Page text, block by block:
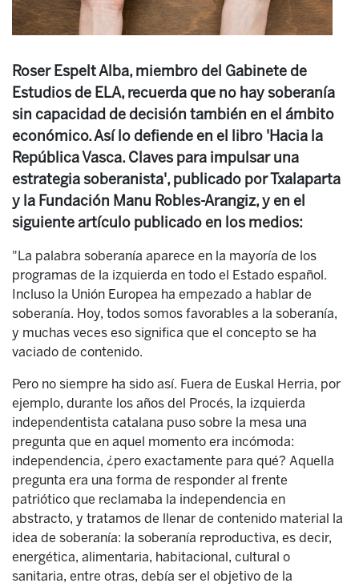
Roser Espelt Alba, miembro del Gabinete de
Estudios de ELA, recuerda que no hay soberanía
sin capacidad de decisión también en el ámbito
económico. Así lo defiende en el libro 'Hacia la
República Vasca. Claves para impulsar una
estrategia soberanista', publicado por Txalaparta
y la Fundación Manu Robles-Arangiz, y en el
siguiente artículo publicado en los medios:
"La palabra soberanía aparece en la mayoría de los
programas de la izquierda en todo el Estado español.
Incluso la Unión Europea ha empezado a hablar de
soberanía. Hoy, todos somos favorables a la soberanía,
y muchas veces eso significa que el concepto se ha
vaciado de contenido.
Pero no siempre ha sido así. Fuera de Euskal Herria, por
ejemplo, durante los años del Procés, la izquierda
independentista catalana puso sobre la mesa una
pregunta que en aquel momento era incómoda:
independencia, ¿pero exactamente para qué? Aquella
pregunta era una forma de responder al frente
patriótico que reclamaba la independencia en
abstracto, y tratamos de llenar de contenido material la
idea de soberanía: la soberanía reproductiva, es decir,
energética, alimentaria, habitacional, cultural o
sanitaria, entre otras, debía ser el objetivo de la